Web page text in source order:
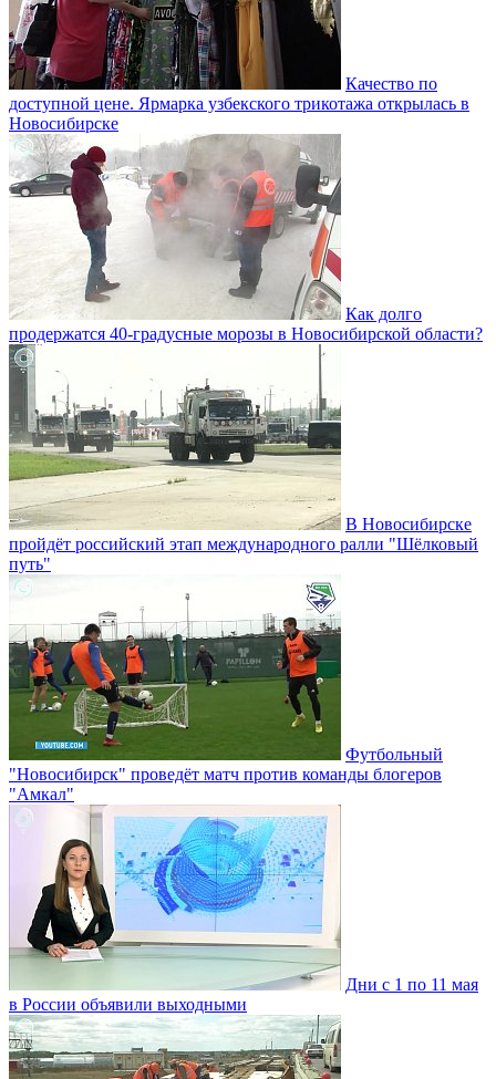
Качество по
доступной цене. Ярмарка узбекского трикотажа открылась в
Новосибирске
Как долго
продержатся 40-градусные морозы в Новосибирской области?
В Новосибирске
пройдёт российский этап международного ралли "Шёлковый
путь"
Футбольный
"Новосибирск" проведёт матч против команды блогеров
"Амкал"
Дни с 1 по 11 мая
в России объявили выходными